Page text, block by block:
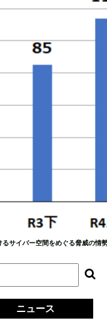
サイバー空間をめぐる脅威の情
ニュース